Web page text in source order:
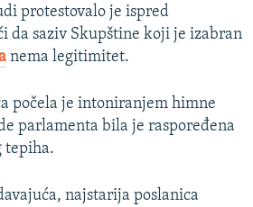
720p
1080p
protestovalo je ispred
da saziv Skupštine koji je izabran
nema legitimitet.
počela je intoniranjem himne
parlamenta bila je raspoređena
tepiha.
najstarija poslanica